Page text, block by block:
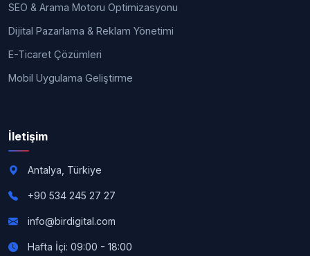
SEO & Arama Motoru Optimizasyonu
Dijital Pazarlama & Reklam Yönetimi
E-Ticaret Çözümleri
Mobil Uygulama Geliştirme
İletişim
Antalya, Türkiye
+90 534 245 27 27
info@birdigital.com
Hafta İçi: 09:00 - 18:00